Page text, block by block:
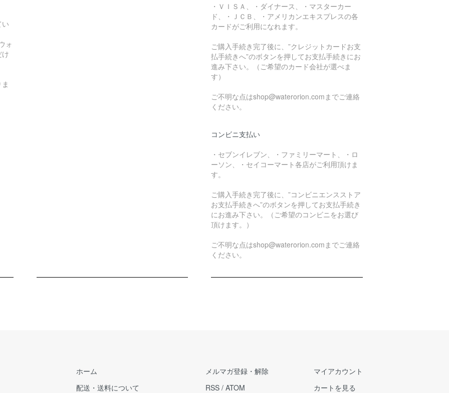
ォ
・ＶＩＳＡ、・ダイナース、・マスターカー
ド、・ＪＣＢ、・アメリカンエキスプレスの各
カードがご利用になれます。
ご購入手続き完了後に、”クレジットカードお支
払手続きへ”のボタンを押してお支払手続きにお
進み下さい。（ご希望のカード会社が選べま
す）
ご不明な点はshop@waterorion.comまでご連絡
ください。
コンビニ支払い
・セブンイレブン、・ファミリーマート、・ロ
ーソン、・セイコーマート各店がご利用頂けま
す。
ご購入手続き完了後に、”コンビニエンスストア
お支払手続きへ”のボタンを押してお支払手続き
にお進み下さい。（ご希望のコンビニをお選び
頂けます。）
ご不明な点はshop@waterorion.comまでご連絡
ください。
ホーム
配送・送料について
メルマガ登録・解除
RSS / ATOM
マイアカウント
カートを見る